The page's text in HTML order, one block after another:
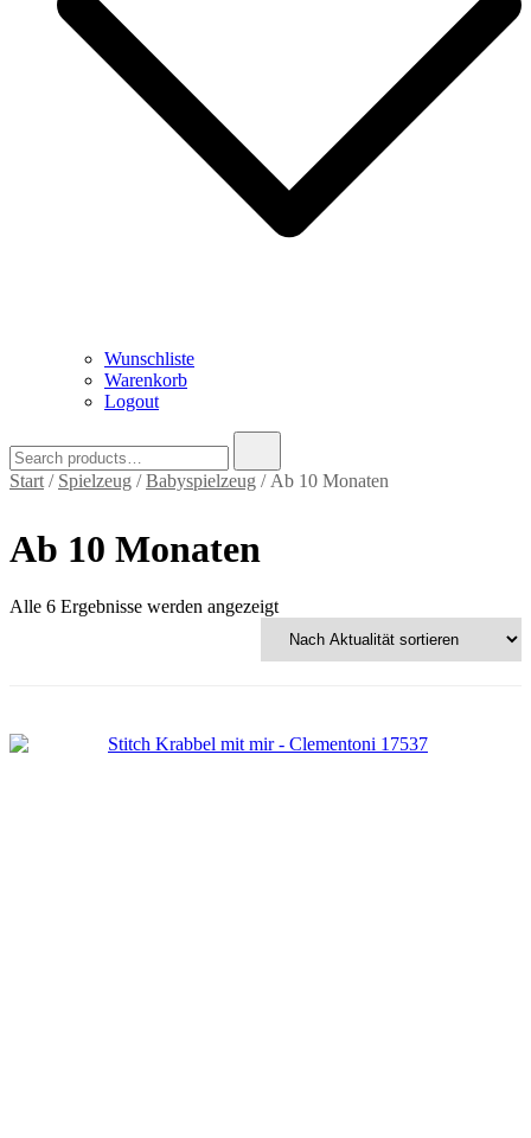
Wunschliste
Warenkorb
Logout
for:
Start / Spielzeug /Babyspielzeug / Ab 10 Monaten
Ab 10 Monaten
Alle 6 Ergebnisse werden angezeigtNach
sortiert